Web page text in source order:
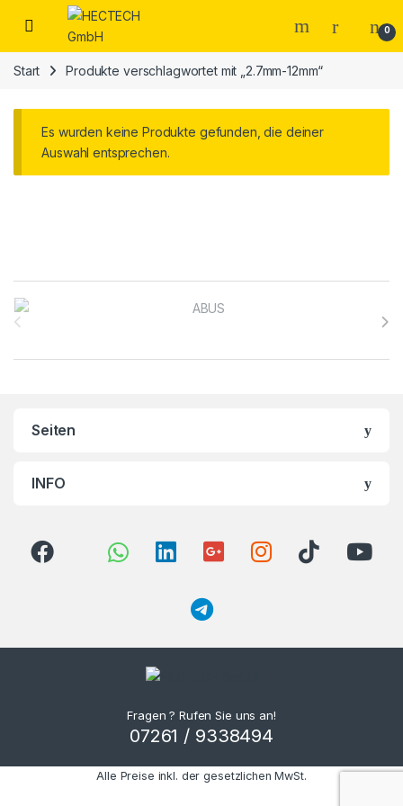
Open 0
Start Produkte verschlagwortet mit „2.7mm-12mm“
Es wurden keine Produkte gefunden, die deiner
Auswahl entsprechen.
Brands Carousel
Seiten
INFO
Fragen ? Rufen Sie uns an!
07261 / 9338494
Alle Preise inkl. der gesetzlichen MwSt.